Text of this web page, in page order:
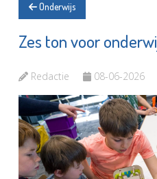
Onderwijs
Zes ton voor
Redactie 08-06-2026